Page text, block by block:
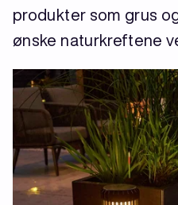
produkter som grus
ønske naturkreftene